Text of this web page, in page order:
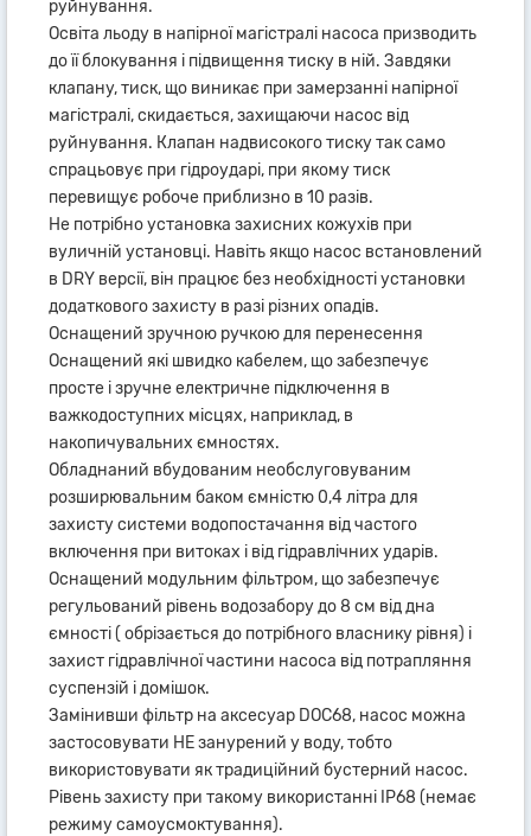
руйнування.
Освіта льоду в напірної магістралі насоса призводить
до її блокування і підвищення тиску в ній. Завдяки
клапану, тиск, що виникає при замерзанні напірної
магістралі, скидається, захищаючи насос від
руйнування. Клапан надвисокого тиску так само
спрацьовує при гідроударі, при якому тиск
перевищує робоче приблизно в 10 разів.
Не потрібно установка захисних кожухів при
вуличній установці. Навіть якщо насос встановлений
в DRY версії, він працює без необхідності установки
додаткового захисту в разі різних опадів.
Оснащений зручною ручкою для перенесення
Оснащений які швидко кабелем, що забезпечує
просте і зручне електричне підключення в
важкодоступних місцях, наприклад, в
накопичувальних ємностях.
Обладнаний вбудованим необслуговуваним
розширювальним баком ємністю 0,4 літра для
захисту системи водопостачання від частого
включення при витоках і від гідравлічних ударів.
Оснащений модульним фільтром, що забезпечує
регульований рівень водозабору до 8 см від дна
ємності ( обрізається до потрібного власнику рівня) і
захист гідравлічної частини насоса від потрапляння
суспензій і домішок.
Замінивши фільтр на аксесуар DOC68, насос можна
застосовувати НЕ занурений у воду, тобто
використовувати як традиційний бустерний насос.
Рівень захисту при такому використанні IP68 (немає
режиму самоусмоктування).